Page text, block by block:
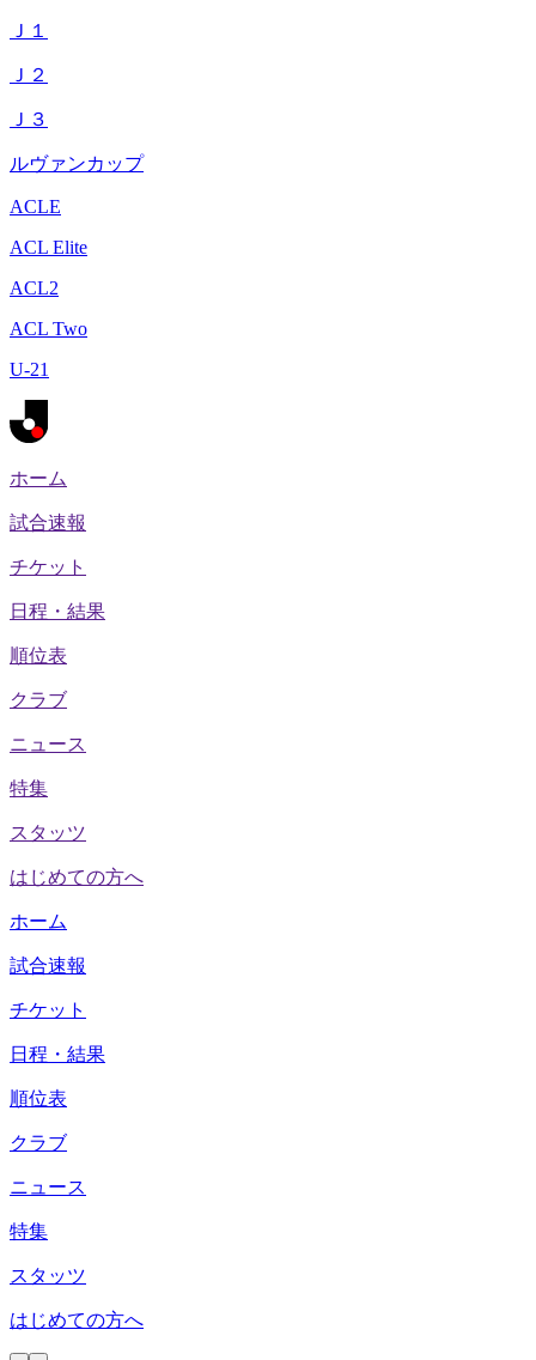
Ｊ１
Ｊ２
Ｊ３
ルヴァンカップ
ACLE
ACL Elite
ACL2
ACL Two
U-21
ホーム
試合速報
チケット
日程・結果
順位表
クラブ
ニュース
特集
スタッツ
はじめての方へ
ホーム
試合速報
チケット
日程・結果
順位表
クラブ
ニュース
特集
スタッツ
はじめての方へ